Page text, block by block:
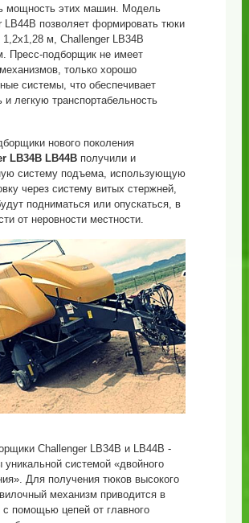
мощность этих машин. Модель
LB44B позволяет формировать тюки
м, Challenger LB34B
Пресс-подборщик не имеет
только хорошо
системы, что обеспечивает
и легкую транспортабельность
нового поколения
LB34B LB44Bполучили и
систему подъема, использующую
через систему витых стержней,
подниматься или опускаться, в
от неровности местности.
Challenger LB34B и LB44B -
системой «двойного
Для получения тюков высокого
механизм приводится в
помощью цепей от главного